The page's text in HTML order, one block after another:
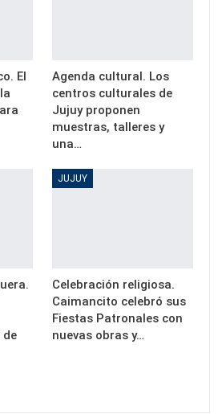
El
Agenda cultural. Los
centros culturales de
Jujuy proponen
muestras, talleres y
una…
de
JUJUY
Celebración religiosa.
Caimancito celebró sus
Fiestas Patronales con
nuevas obras y…